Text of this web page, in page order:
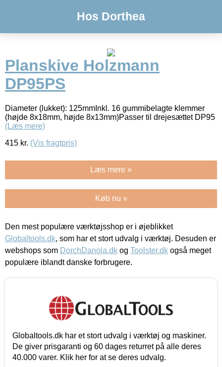
Hos Dorthea
Planskive Holzmann
DP95PS
Diameter (lukket): 125mmInkl. 16 gummibelagte klemmer
(højde 8x18mm, højde 8x13mm)Passer til drejesættet DP95
(Læs mere)
415 kr. (Vis fragtpris)
Læs mere »
Køb nu »
Den mest populære værktøjsshop er i øjeblikket
Globaltools.dk, som har et stort udvalg i værktøj. Desuden er
webshops som DorchDanola.dk og Toolster.dk også meget
populære iblandt danske forbrugere.
Globaltools.dk har et stort udvalg i værktøj og maskiner.
De giver prisgaranti og 60 dages returret på alle deres
40.000 varer. Klik her for at se deres udvalg.